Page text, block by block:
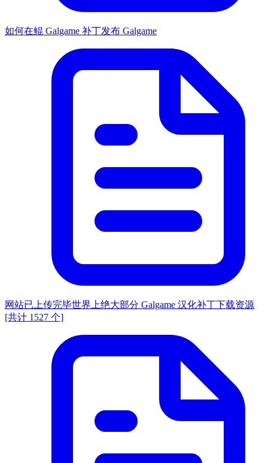
如何在鲲 Galgame 补丁发布 Galgame
网站已上传完毕世界上绝大部分 Galgame 汉化补丁下载资源
[共计 1527 个]